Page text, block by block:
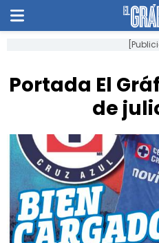
Portada El
de